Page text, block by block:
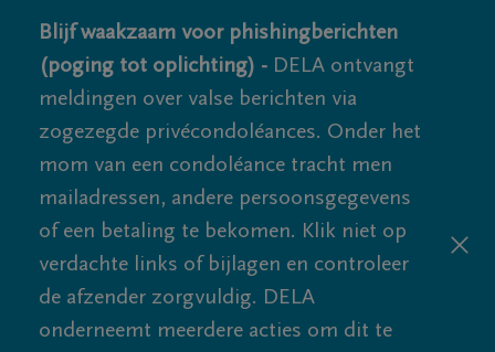
Blijf waakzaam voor phishingberichten
(poging tot oplichting) - DELA ontvangt
meldingen over valse berichten via
zogezegde privécondoléances. Onder het
mom van een condoléance tracht men
mailadressen, andere persoonsgegevens
of een betaling te bekomen. Klik niet op
verdachte links of bijlagen en controleer
de afzender zorgvuldig. DELA
onderneemt meerdere acties om dit te